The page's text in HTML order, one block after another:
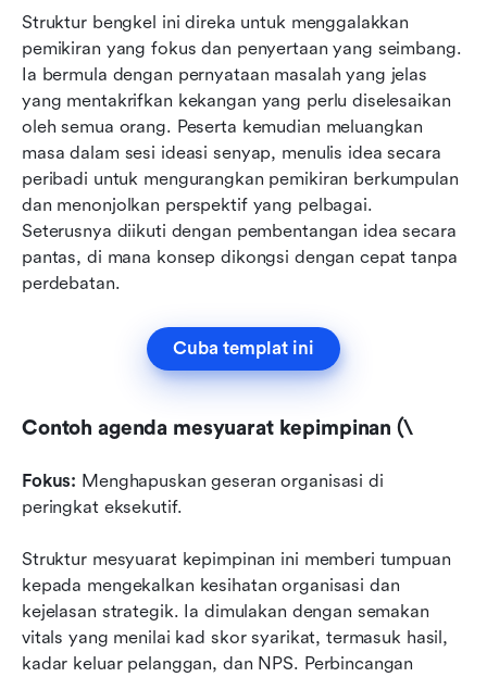
Struktur bengkel ini direka untuk menggalakkan
pemikiran yang fokus dan penyertaan yang seimbang.
Ia bermula dengan pernyataan masalah yang jelas
yang mentakrifkan kekangan yang perlu diselesaikan
oleh semua orang. Peserta kemudian meluangkan
masa dalam sesi ideasi senyap, menulis idea secara
peribadi untuk mengurangkan pemikiran berkumpulan
dan menonjolkan perspektif yang pelbagai.
Seterusnya diikuti dengan pembentangan idea secara
pantas, di mana konsep dikongsi dengan cepat tanpa
perdebatan.
Cuba templat ini
Contoh agenda mesyuarat kepimpinan (\
Fokus: Menghapuskan geseran organisasi di
peringkat eksekutif.
Struktur mesyuarat kepimpinan ini memberi tumpuan
kepada mengekalkan kesihatan organisasi dan
kejelasan strategik. Ia dimulakan dengan semakan
vitals yang menilai kad skor syarikat, termasuk hasil,
kadar keluar pelanggan, dan NPS. Perbincangan